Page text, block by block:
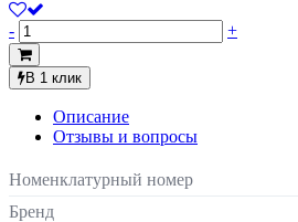
- +
В 1 клик
Описание
Отзывы и вопросы
Номенклатурный номер
Бренд